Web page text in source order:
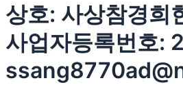
상호: 사상참경희
사업자등록번호